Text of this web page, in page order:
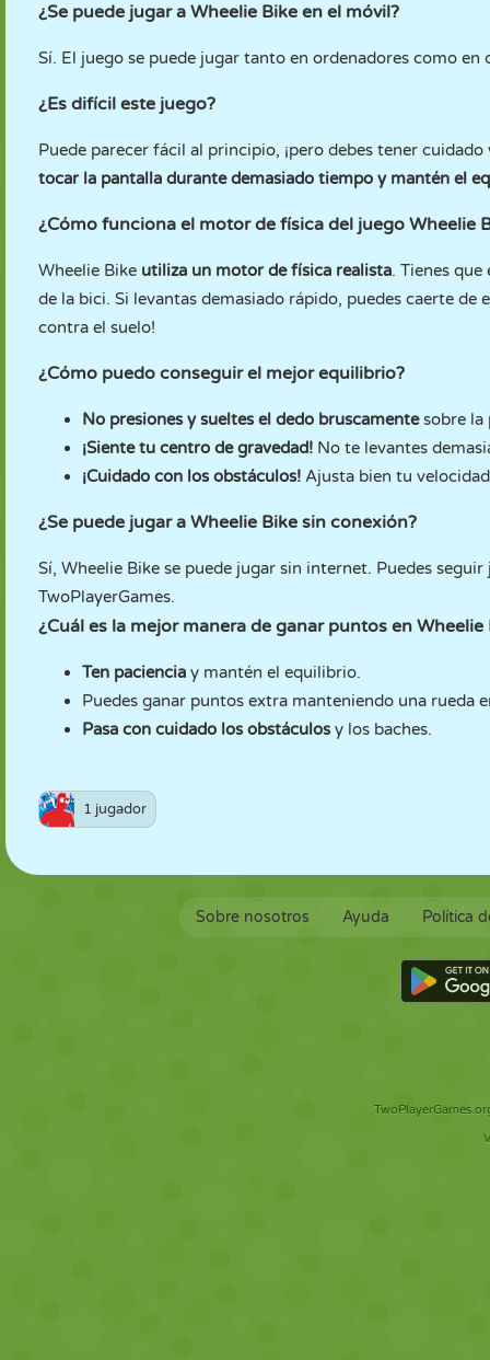
¿Se puede jugar a Wheelie Bike en el móvil?
Sí. El juego se puede jugar tanto en ordenadores como
¿Es difícil este juego?
Puede parecer fácil al principio, ¡pero debes tener
tocar la pantalla durante demasiado tiempo y mantén el
¿Cómo funciona el motor de física del juego Wheelie
Wheelie Bike utiliza un motor de física realista. Tienes
de la bici. Si levantas demasiado rápido, puedes caerte de
contra el suelo!
¿Cómo puedo conseguir el mejor equilibrio?
No presiones y sueltes el dedo bruscamentesobre la
¡Siente tu centro de gravedad! No te levantes
¡Cuidado con los obstáculos! Ajusta bien tu
¿Se puede jugar a Wheelie Bike sin conexión?
Sí, Wheelie Bike se puede jugar sin internet. Puedes
TwoPlayerGames.
¿Cuál es la mejor manera de ganar puntos en Wheelie
Ten paciencia y mantén el equilibrio.
Puedes ganar puntos extra manteniendo una rueda
Pasa con cuidado los obstáculosy los baches.
1 jugador
Sobre nosotros Ayuda Política